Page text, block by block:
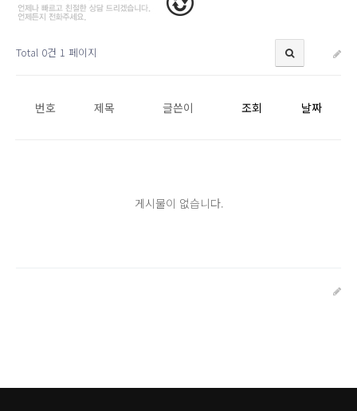
Total 0건 1 페이지
번호 제목 글쓴이 조회 날짜
게시물이 없습니다.